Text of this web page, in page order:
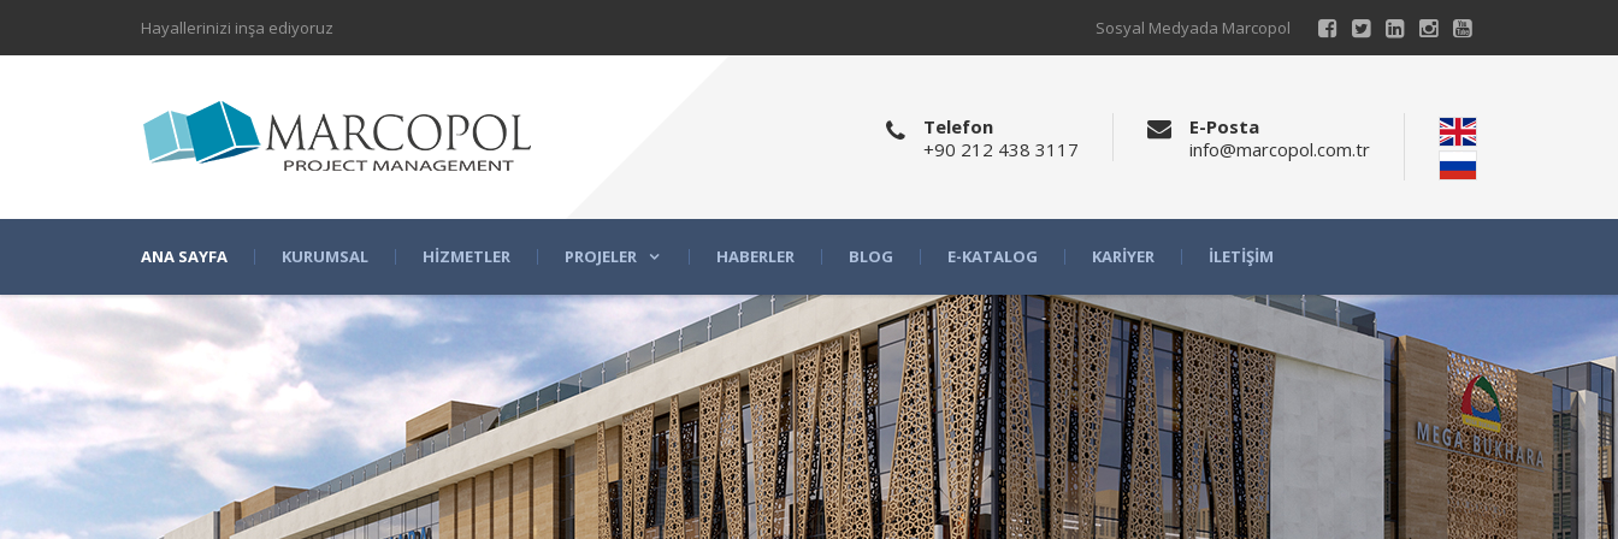
Hayallerinizi inşa ediyoruz Sosyal Medyada Marcopol
Telefon
+90 212 438 3117
E-Posta
info@marcopol.com.tr
ANA SAYFA KURUMSAL HIZMETLER PROJELER HABERLER BLOG E-KATALOG KARIYER İLETIŞIM